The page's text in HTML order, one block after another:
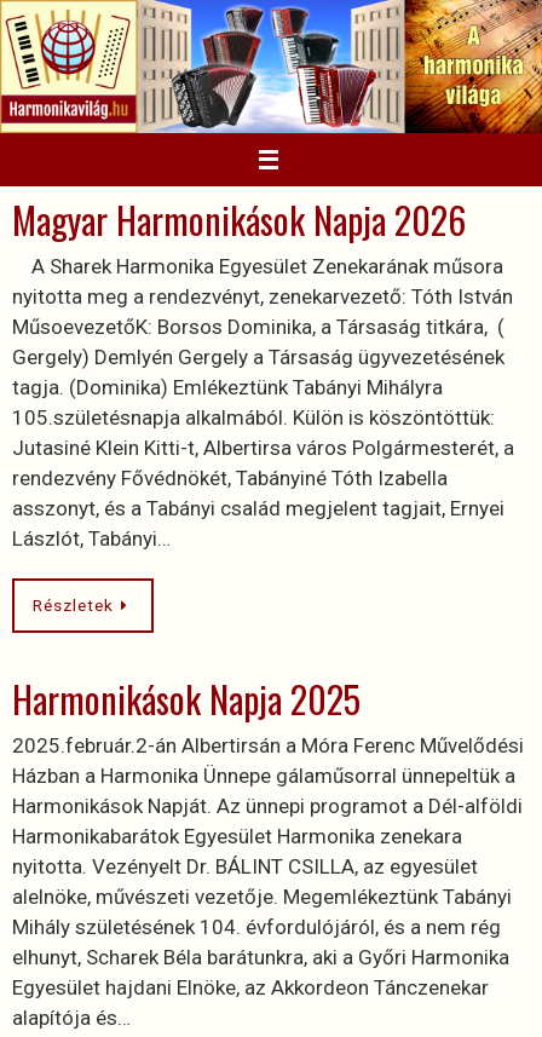
Megszakítás
Magyar Harmonikások Napja 2026
A Sharek Harmonika Egyesület Zenekarának műsora
nyitotta meg a rendezvényt, zenekarvezető: Tóth István
MűsoevezetőK: Borsos Dominika, a Társaság titkára, (
Gergely) Demlyén Gergely a Társaság ügyvezetésének
tagja. (Dominika) Emlékeztünk Tabányi Mihályra
105.születésnapja alkalmából. Külön is köszöntöttük:
Jutasiné Klein Kitti-t, Albertirsa város Polgármesterét, a
rendezvény Fővédnökét, Tabányiné Tóth Izabella
asszonyt, és a Tabányi család megjelent tagjait, Ernyei
Lászlót, Tabányi…
Részletek
Harmonikások Napja 2025
2025.február.2-án Albertirsán a Móra Ferenc Művelődési
Házban a Harmonika Ünnepe gálaműsorral ünnepeltük a
Harmonikások Napját. Az ünnepi programot a Dél-alföldi
Harmonikabarátok Egyesület Harmonika zenekara
nyitotta. Vezényelt Dr. BÁLINT CSILLA, az egyesület
alelnöke, művészeti vezetője. Megemlékeztünk Tabányi
Mihály születésének 104. évfordulójáról, és a nem rég
elhunyt, Scharek Béla barátunkra, aki a Győri Harmonika
Egyesület hajdani Elnöke, az Akkordeon Tánczenekar
alapítója és…